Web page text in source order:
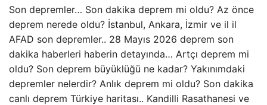
Son depremler… Son dakika deprem mi oldu? Az önce
deprem nerede oldu? İstanbul, Ankara, İzmir ve il il
AFAD son depremler.. 28 Mayıs 2026 deprem son
dakika haberleri haberin detayında… Artçı deprem mi
oldu? Son deprem büyüklüğü ne kadar? Yakınımdaki
depremler nelerdir? Anlık deprem mi oldu? Son dakika
canlı deprem Türkiye haritası.. Kandilli Rasathanesi ve